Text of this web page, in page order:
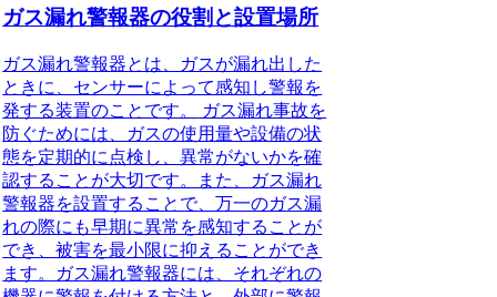
ガス漏れ警報器の役割と設置場所
ガス漏れ警報器とは、ガスが漏れ出した
ときに、センサーによって感知し警報を
発する装置のことです。
ガス漏れ事故を
防ぐためには、ガスの使用量や設備の状
態を定期的に点検し、異常がないかを確
認することが大切です。また、ガス漏れ
警報器を設置することで、万一のガス漏
れの際にも早期に異常を感知することが
でき、被害を最小限に抑えることができ
ます。ガス漏れ警報器には、それぞれの